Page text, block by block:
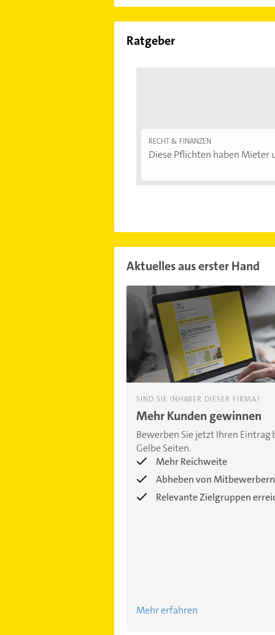
Ratgeber
RECHT & FINANZEN
Diese Pflichten haben Mieter
Aktuelles aus erster Hand
SIND SIE INHABER DIESER FIRMA?
Mehr Kunden gewinnen
Bewerben Sie jetzt Ihren Eintrag
Gelbe Seiten.
Mehr Reichweite
Abheben von Mitbewerbern
Relevante Zielgruppen
Mehr erfahren